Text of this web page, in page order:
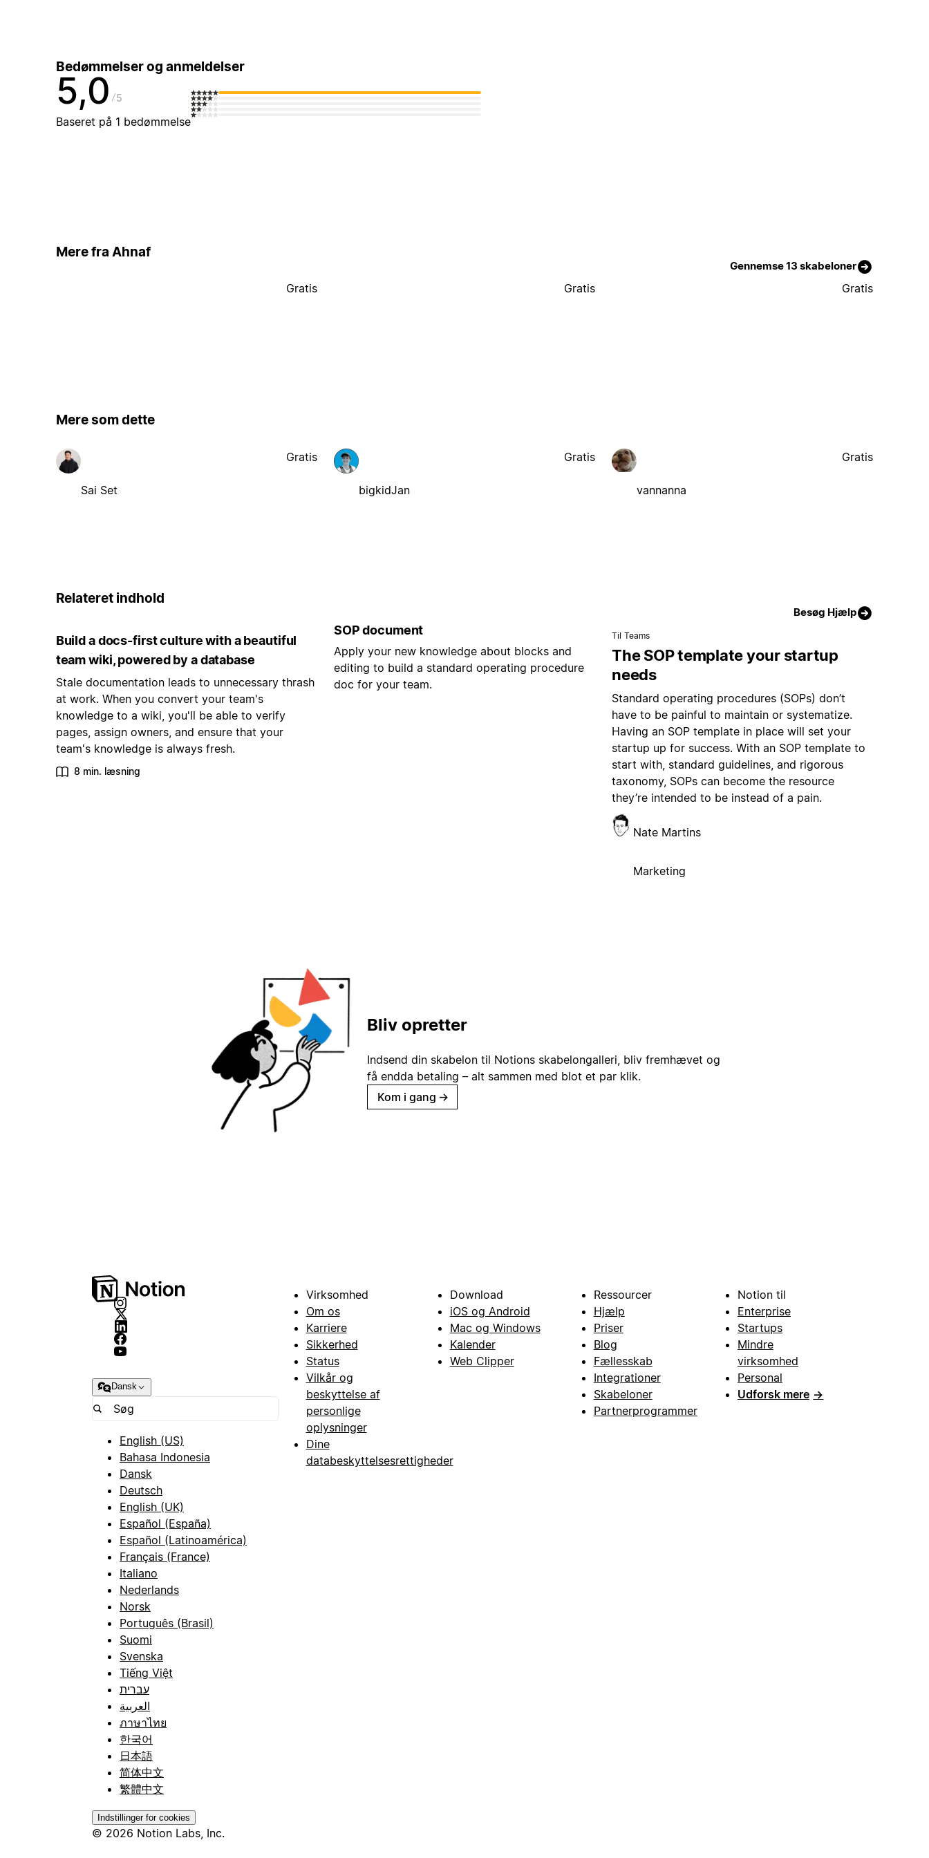
Bedømmelser og anmeldelser
5,0 5
Baseret på 1 bedømmelse
Mere fra Ahnaf
Gennemse 13 skabeloner
Gratis Gratis Gratis
Mere som dette
Sai Set
Gratis
bigkidJan
Gratis
vannanna
Gratis
Relateret indhold
Besøg Hjælp
Build a docs-first culture with a beautiful
team wiki, powered by a database
Stale documentation leads to unnecessary thrash
at work. When you convert your team's
knowledge to a wiki, you'll be able to verify
pages, assign owners, and ensure that your
team's knowledge is always fresh.
8 min. læsning
SOP document
Apply your new knowledge about blocks and
editing to build a standard operating procedure
doc for your team.
Til Teams
The SOP template your startup
needs
Standard operating procedures (SOPs) don’t
have to be painful to maintain or systematize.
Having an SOP template in place will set your
startup up for success. With an SOP template to
start with, standard guidelines, and rigorous
taxonomy, SOPs can become the resource
they’re intended to be instead of a pain.
Nate Martins
Marketing
Bliv opretter
Indsend din skabelon til Notions skabelongalleri, bliv fremhævet og
få endda betaling – alt sammen med blot et par klik.
Kom i gang →
Dansk
English (US)
Bahasa Indonesia
Dansk
Deutsch
English (UK)
Español (España)
Español (Latinoamérica)
Français (France)
Italiano
Nederlands
Norsk
Português (Brasil)
Suomi
Svenska
Tiếng Việt
עברית
العربية
ภาษาไทย
한국어
日本語
简体中文
繁體中文
Indstillinger for cookies
© 2026 Notion Labs, Inc.
Virksomhed
Om os
Karriere
Sikkerhed
Status
Vilkår og
beskyttelse af
personlige
oplysninger
Dine
databeskyttelsesrettigheder
Download
iOS og Android
Mac og Windows
Kalender
Web Clipper
Ressourcer
Hjælp
Priser
Blog
Fællesskab
Integrationer
Skabeloner
Partnerprogrammer
Notion til
Enterprise
Startups
Mindre
virksomhed
Personal
Udforsk mere →